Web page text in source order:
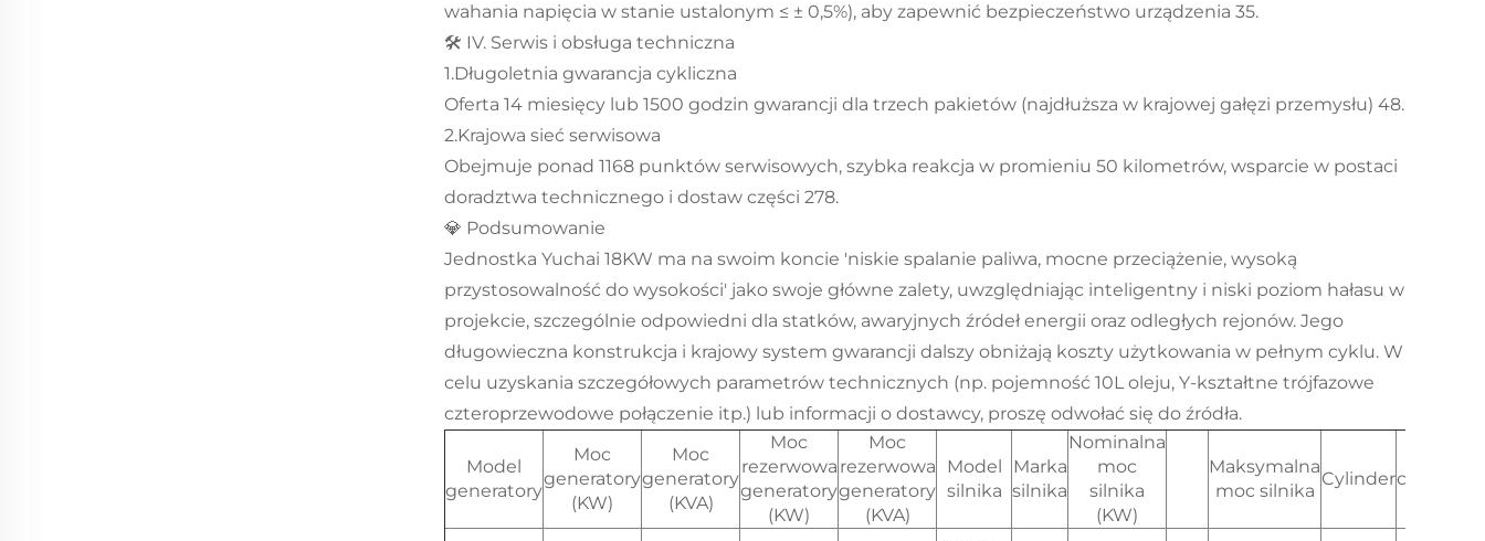
wahania napięcia w stanie ustalonym ≤ ± 0,5%), aby zapewnić bezpieczeństwo urządzenia 35.
🛠️ IV. Serwis i obsługa techniczna
1.Długoletnia gwarancja cykliczna
Oferta 14 miesięcy lub 1500 godzin gwarancji dla trzech pakietów (najdłuższa w krajowej gałęzi przemysłu) 48.
2.Krajowa sieć serwisowa
Obejmuje ponad 1168 punktów serwisowych, szybka reakcja w promieniu 50 kilometrów, wsparcie w postaci
doradztwa technicznego i dostaw części 278.
💎 Podsumowanie
Jednostka Yuchai 18KW ma na swoim koncie 'niskie spalanie paliwa, mocne przeciążenie, wysoką
przystosowalność do wysokości' jako swoje główne zalety, uwzględniając inteligentny i niski poziom hałasu w
projekcie, szczególnie odpowiedni dla statków, awaryjnych źródeł energii oraz odległych rejonów. Jego
długowieczna konstrukcja i krajowy system gwarancji dalszy obniżają koszty użytkowania w pełnym cyklu. W
celu uzyskania szczegółowych parametrów technicznych (np. pojemność 10L oleju, Y-kształtne trójfazowe
czteroprzewodowe połączenie itp.) lub informacji o dostawcy, proszę odwołać się do źródła.
Model
generatory
Moc
generatory
(KW)
Moc
generatory
(KVA)
Moc
rezerwowa
generatory
(KW)
Moc
rezerwowa
generatory
(KVA)
Model
silnika
Marka
silnika
Nominalna
moc
silnika
(KW)
Maksymalna
moc silnika
Cylinder